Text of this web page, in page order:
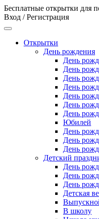
Бесплатные открытки для
Вход / Регистрация
Открытки
День рождения
День
День
День
День
День
День
День
Юбилей
День
День
День
Детский
День
День
День
Детская
В школу